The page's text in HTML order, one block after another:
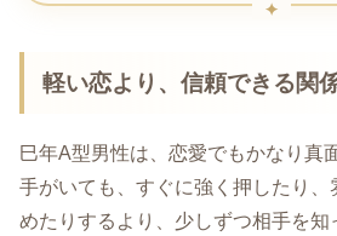
軽い恋より、信頼できる関
巳年A型男性は、恋愛でもかなり真
手がいても、すぐに強く押したり、
めたりするより、少しずつ相手を知